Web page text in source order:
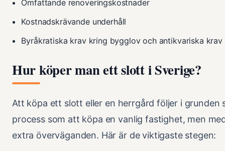
Omfattande renoveringskostnader
Kostnadskrävande underhåll
Byråkratiska krav kring bygglov och antikvariska krav
Hur köper man ett slott i Sverige?
Att köpa ett slott eller en herrgård följer i grunden
process som att köpa en vanlig fastighet, men
extra överväganden. Här är de viktigaste stegen: